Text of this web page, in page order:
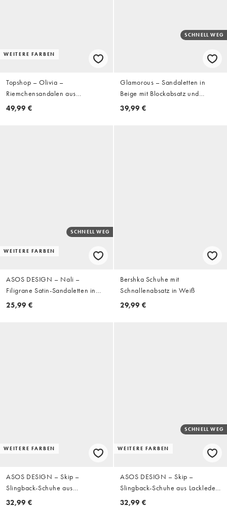
WEITERE FARBEN
Topshop – Olivia –
Riemchensandalen aus
Wildlederimitat in Taupe mit
49,99 €
SCHNELL WEG
Glamorous – Sandaletten in
Beige mit Blockabsatz und
Metalldetail
39,99 €
WEITERE FARBEN
SCHNELL WEG
ASOS DESIGN – Nali –
Filigrane Satin-Sandaletten in
Elfenbeinweiß
25,99 €
Bershka Schuhe mit
Schnallenabsatz in Weiß
29,99 €
WEITERE FARBEN
ASOS DESIGN – Skip –
Slingback-Schuhe aus
Wildlederimitat in Schwarz mit
32,99 €
WEITERE FARBEN
SCHNELL WEG
ASOS DESIGN – Skip –
Slingback-Schuhe aus Lackleder
in Schwarz mit Kitten-Heel-
32,99 €